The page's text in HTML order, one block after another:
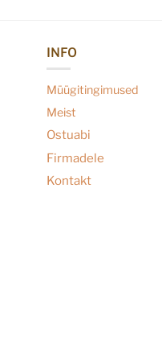
INFO
Müügitingimused
Meist
Ostuabi
Firmadele
Kontakt